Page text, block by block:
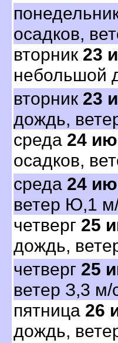
осадков,
торник 23
небольшой
торник 23
дождь,
среда 24
осадков,
среда 24
етер Ю,1
четвер 25
дождь,
четвер 25
етер З,3 м/
пятница 26
дождь,